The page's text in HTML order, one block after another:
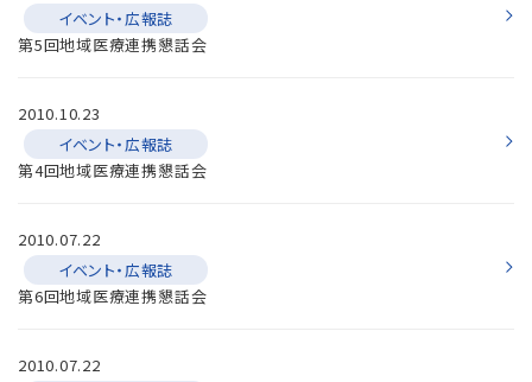
イベント・広報誌
第5回地域医療連携懇話会
2010.10.23
イベント・広報誌
第4回地域医療連携懇話会
2010.07.22
イベント・広報誌
第6回地域医療連携懇話会
2010.07.22